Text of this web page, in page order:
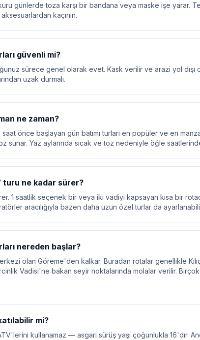
günlerde toza karşı bir bandana veya maske işe yarar.
kaçının.
güvenli mi?
sürece genel olarak evet. Kask verilir ve arazi yol dışı
uzak durmalı.
ne zaman?
saat önce başlayan gün batımı turları en popüler ve en
sunar. Yaz aylarında sıcak ve toz nedeniyle öğle
turu ne kadar sürer?
1 saatlik seçenek bir veya iki vadiyi kapsayan kısa bir
aracılığıyla bazen daha uzun özel turlar da
nereden başlar?
olan Göreme'den kalkar. Buradan rotalar genellikle
Vadisi'ne bakan seyir noktalarında molalar verilir.
mi?
kullanamaz — asgari sürüş yaşı çoğunlukla 16'dır.